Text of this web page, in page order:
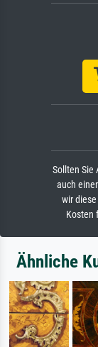
Sollten Sie
auch
wir
Kosten
Ähnliche